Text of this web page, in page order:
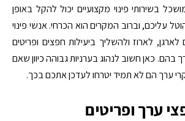
בשירותי פינוי מקצועיים יכול להקל באופן
עליכם, וברוב המקרים הוא הכרחי. אנשי פינוי
לארגן, לארוז ולהשליך ביעילות חפצים ופריטים
בהם. כאן חשוב לנהוג בערניות גבוהה כיוון שאם
ערך הם לא תמיד יטרחו לעדכן אתכם בכך.
ערך ופריטים